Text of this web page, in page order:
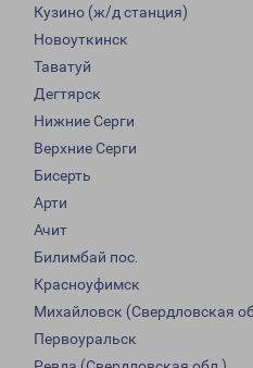
Кузино (ж/д станция)
Новоуткинск
Таватуй
Дегтярск
Нижние Серги
Верхние Серги
Бисерть
Арти
Ачит
Билимбай пос.
Красноуфимск
Михайловск (Свердловская
Первоуральск